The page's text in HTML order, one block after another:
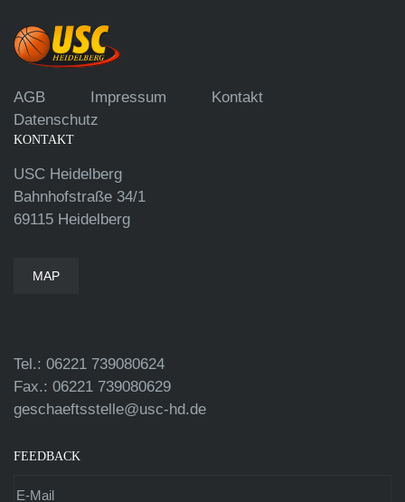
AGB Impressum
Kontakt
Datenschutz
KONTAKT
USC Heidelberg
Bahnhofstraße 34/1
69115 Heidelberg
MAP
Tel.: 06221 739080624
Fax.: 06221 739080629
geschaeftsstelle@usc-hd.de
FEEDBACK